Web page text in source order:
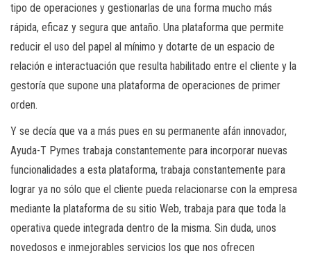
tipo de operaciones y gestionarlas de una forma mucho más
rápida, eficaz y segura que antaño. Una plataforma que permite
reducir el uso del papel al mínimo y dotarte de un espacio de
relación e interactuación que resulta habilitado entre el cliente y la
gestoría que supone una plataforma de operaciones de primer
orden.
Y se decía que va a más pues en su permanente afán innovador,
Ayuda-T Pymes trabaja constantemente para incorporar nuevas
funcionalidades a esta plataforma, trabaja constantemente para
lograr ya no sólo que el cliente pueda relacionarse con la empresa
mediante la plataforma de su sitio Web, trabaja para que toda la
operativa quede integrada dentro de la misma. Sin duda, unos
novedosos e inmejorables servicios los que nos ofrecen